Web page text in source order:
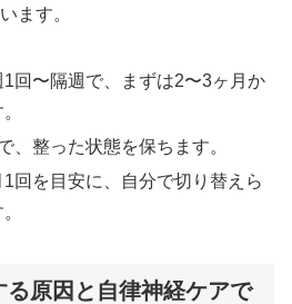
ます。
1回〜隔週で、まずは2〜3ヶ月か
、整った状態を保ちます。
1回を目安に、自分で切り替えら
る原因と自律神経ケアで